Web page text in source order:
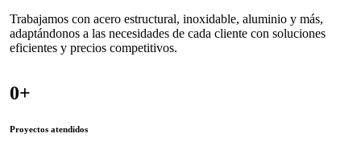
Trabajamos con acero estructural, inoxidable, aluminio y más,
adaptándonos a las necesidades de cada cliente con soluciones
eficientes y precios competitivos.
0+
Proyectos atendidos